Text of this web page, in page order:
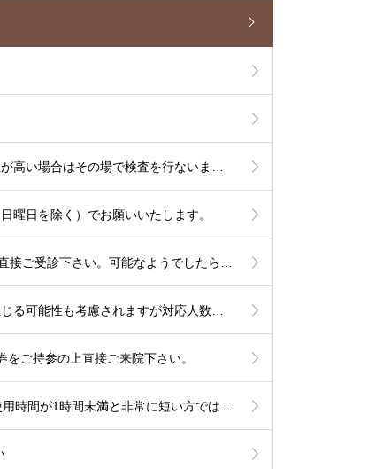
曜日を除く）でお願いいたします。
ご持参の上直接ご来院下さい。